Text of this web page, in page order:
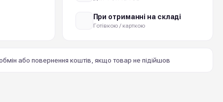
При отриманні на складі
Готівкою / карткою
або повернення коштів, якщо товар не підійшов